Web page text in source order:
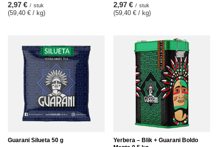
2,97 € / stuk
(59,40 € / kg)
2,97 € / stuk
(59,40 € / kg)
Guarani Silueta 50 g
Yerbera – Blik + Guarani Boldo